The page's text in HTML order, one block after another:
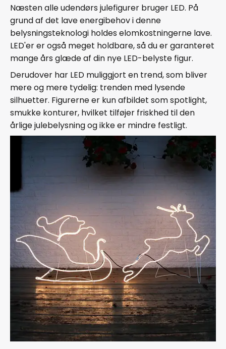
Næsten alle udendørs julefigurer bruger LED. På
grund af det lave energibehov i denne
belysningsteknologi holdes elomkostningerne lave.
LED'er er også meget holdbare, så du er garanteret
mange års glæde af din nye LED-belyste figur.
Derudover har LED muliggjort en trend, som bliver
mere og mere tydelig: trenden med lysende
silhuetter. Figurerne er kun afbildet som spotlight,
smukke konturer, hvilket tilføjer friskhed til den
årlige julebelysning og ikke er mindre festligt.